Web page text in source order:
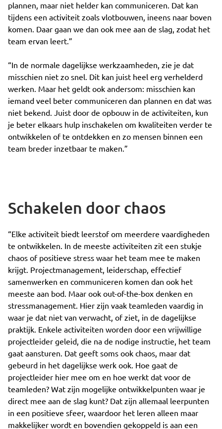
plannen, maar niet helder kan communiceren. Dat kan
tijdens een activiteit zoals vlotbouwen, ineens naar boven
komen. Daar gaan we dan ook mee aan de slag, zodat het
team ervan leert.”
“In de normale dagelijkse werkzaamheden, zie je dat
misschien niet zo snel. Dit kan juist heel erg verhelderd
werken. Maar het geldt ook andersom: misschien kan
iemand veel beter communiceren dan plannen en dat was
niet bekend. Juist door de opbouw in de activiteiten, kun
je beter elkaars hulp inschakelen om kwaliteiten verder te
ontwikkelen of te ontdekken en zo mensen binnen een
team breder inzetbaar te maken.”
Schakelen door chaos
“Elke activiteit biedt leerstof om meerdere vaardigheden
te ontwikkelen. In de meeste activiteiten zit een stukje
chaos of positieve stress waar het team mee te maken
krijgt. Projectmanagement, leiderschap, effectief
samenwerken en communiceren komen dan ook het
meeste aan bod. Maar ook out-of-the-box denken en
stressmanagement. Hier zijn vaak teamleden vaardig in
waar je dat niet van verwacht, of ziet, in de dagelijkse
praktijk. Enkele activiteiten worden door een vrijwillige
projectleider geleid, die na de nodige instructie, het team
gaat aansturen. Dat geeft soms ook chaos, maar dat
gebeurd in het dagelijkse werk ook. Hoe gaat de
projectleider hier mee om en hoe werkt dat voor de
teamleden? Wat zijn mogelijke ontwikkelpunten waar je
direct mee aan de slag kunt? Dat zijn allemaal leerpunten
in een positieve sfeer, waardoor het leren alleen maar
makkelijker wordt en bovendien gekoppeld is aan een